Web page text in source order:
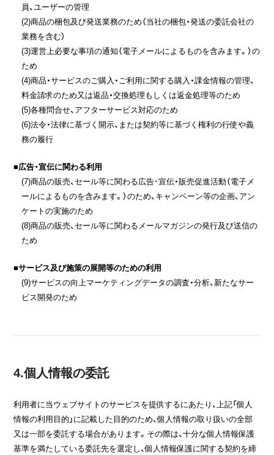
員、ユーザーの管理
(2)商品の梱包及び発送業務のため（当社の梱包・発送の委託会社の
業務を含む）
(3)運営上必要な事項の通知（電子メールによるものを含みます。）の
ため
(4)商品・サービスのご購入・ご利用に関する購入・課金情報の管理、
料金請求のため又は返品・交換処理もしくは返金処理等のため
(5)各種問合せ、アフターサービス対応のため
(6)法令・法律に基づく開示、または契約等に基づく権利の行使や義
務の履行
■広告・宣伝に関わる利用
(7)商品の販売、セール等に関わる広告･宣伝・販売促進活動（電子メ
ールによるものを含みます。）のため、キャンペーン等の企画、アン
ケートの実施のため
(8)商品の販売、セール等に関わるメールマガジンの発行及び送信の
ため
■サービス及び施策の展開等のための利用
(9)サービスの向上マーケティングデータの調査・分析、新たなサー
ビス開発のため
4.個人情報の委託
利用者に当ウェブサイトのサービスを提供するにあたり、上記「個人
情報の利用目的」に記載した目的のため、個人情報の取り扱いの全部
又は一部を委託する場合があります。その際は、十分な個人情報保護
基準を満たしている委託先を選定し、個人情報保護に関する契約を締